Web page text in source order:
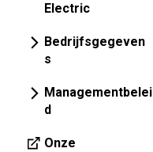
Electric
Bedrijfsgegeven
s
Managementbelei
d
Onze